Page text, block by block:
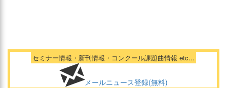
セミナー情報・新刊情報・コンクール課題曲情報 etc...
メールニュース登録(無料)